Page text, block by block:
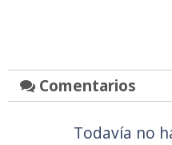
Comentarios
Todavía no